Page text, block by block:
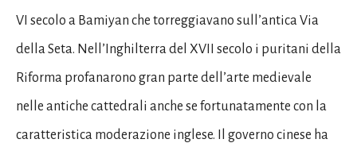
VI secolo a Bamiyan che torreggiavano sull’antica Via
della Seta. Nell’Inghilterra del XVII secolo i puritani della
Riforma profanarono gran parte dell’arte medievale
nelle antiche cattedrali anche se fortunatamente con la
caratteristica moderazione inglese. Il governo cinese ha